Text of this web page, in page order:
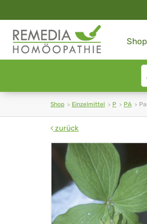
Shop
Shop Einzelmittel P PA
zurück